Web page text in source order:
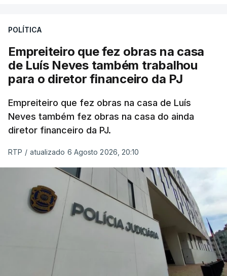
POLÍTICA
Empreiteiro que fez obras na casa
de Luís Neves também trabalhou
para o diretor financeiro da PJ
Empreiteiro que fez obras na casa de Luís
Neves também fez obras na casa do ainda
diretor financeiro da PJ.
RTP / atualizado 6 Agosto 2026, 20:10